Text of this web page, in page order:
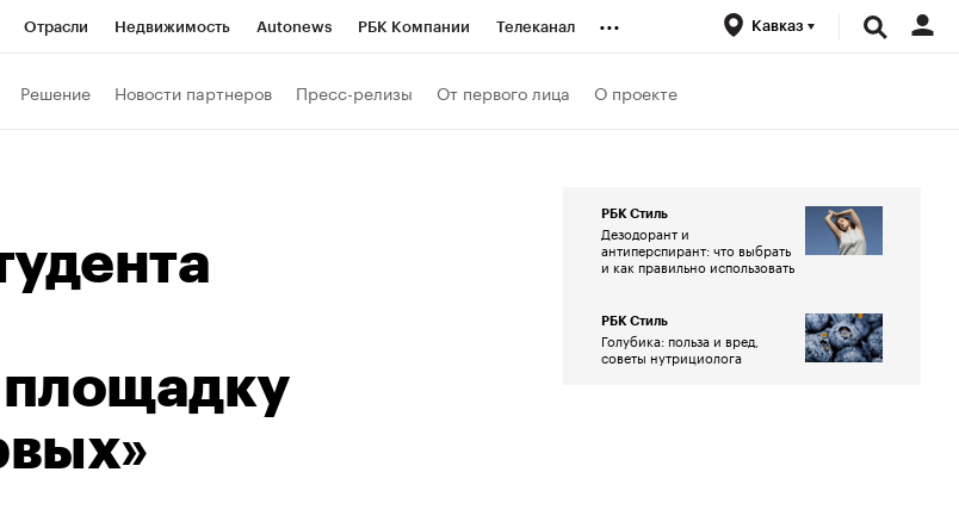
Отрасли Недвижимость Autonews РБК Компании Телеканал ... Кавказ
Решение Новости партнеров Пресс-релизы От первого лица О проекте
РБК Стиль
Дезодорант и
антиперспирант: что выбрать
и как правильно использовать
РБК Стиль
Голубика: польза и вред,
советы нутрициолога